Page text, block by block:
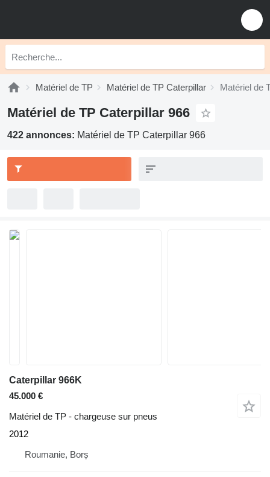
Matériel de TP Matériel de TP Caterpillar Matériel de
Matériel de TP Caterpillar 966
422 annonces: Matériel de TP Caterpillar 966
Caterpillar 966K
45.000 €
Matériel de TP - chargeuse sur pneus
2012
Roumanie, Borș